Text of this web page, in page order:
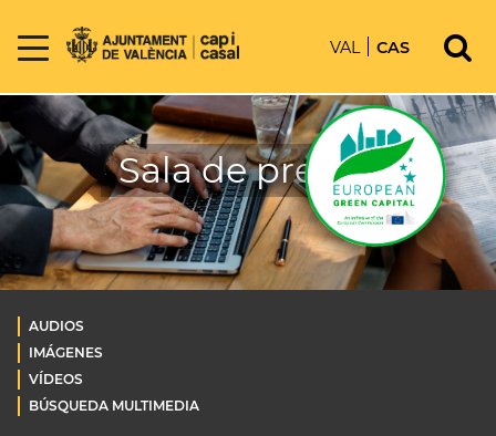
VAL CAS
Sala de prensa
AUDIOS
IMÁGENES
VÍDEOS
BÚSQUEDA MULTIMEDIA